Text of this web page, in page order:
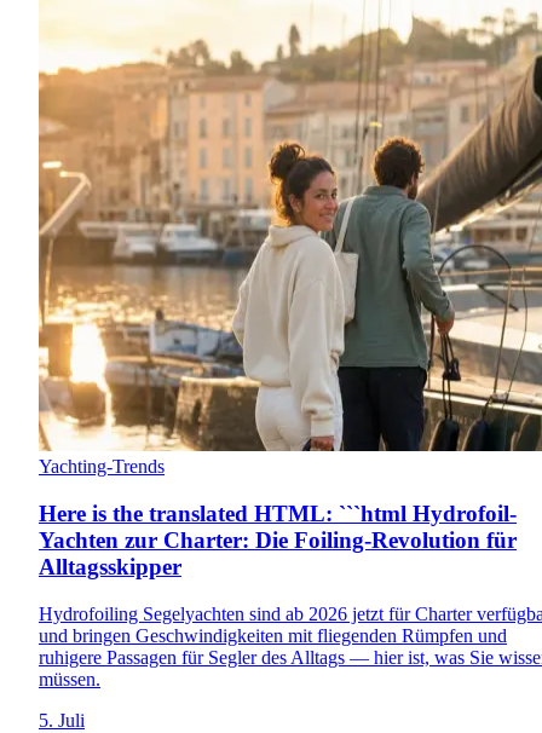
Yachting-Trends
Here is the translated HTML: ```html Hydrofoil-
Yachten zur Charter: Die Foiling-Revolution für
Alltagsskipper
Hydrofoiling Segelyachten sind ab 2026 jetzt für Charter
und bringen Geschwindigkeiten mit fliegenden Rümpfen und
ruhigere Passagen für Segler des Alltags — hier ist, was Sie
müssen.
5. Juli